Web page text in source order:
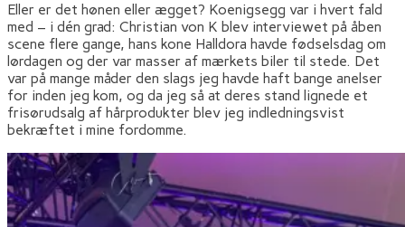
Eller er det hønen eller ægget? Koenigsegg var i hvert fald
med – i dén grad: Christian von K blev interviewet på åben
scene flere gange, hans kone Halldora havde fødselsdag om
lørdagen og der var masser af mærkets biler til stede. Det
var på mange måder den slags jeg havde haft bange anelser
for inden jeg kom, og da jeg så at deres stand lignede et
frisørudsalg af hårprodukter blev jeg indledningsvist
bekræftet i mine fordomme.